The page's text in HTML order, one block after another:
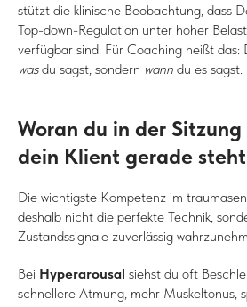
stützt die klinische Beobachtung, dass
Top-down-Regulation unter hoher
verfügbar sind. Für Coaching heißt das:
wasdu sagst, sondern wann du es sagst.
Woran du in der
dein Klient gerade steht
Die wichtigste Kompetenz im
deshalb nicht die perfekte Technik,
Zustandssignale zuverlässig
Bei Hyperarousal siehst du oft
schnellere Atmung, mehr Muskeltonus,